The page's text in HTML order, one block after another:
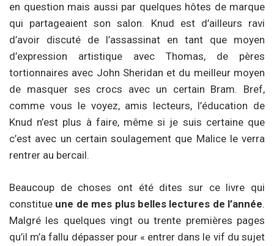
en question mais aussi par quelques hôtes de marque
qui partageaient son salon. Knud est d’ailleurs ravi
d’avoir discuté de l’assassinat en tant que moyen
d’expression artistique avec Thomas, de pères
tortionnaires avec John Sheridan et du meilleur moyen
de masquer ses crocs avec un certain Bram. Bref,
comme vous le voyez, amis lecteurs, l’éducation de
Knud n’est plus à faire, même si je suis certaine que
c’est avec un certain soulagement que Malice le verra
rentrer au bercail.
Beaucoup de choses ont été dites sur ce livre qui
constitue une de mes plus belles lectures de l’année.
Malgré les quelques vingt ou trente premières pages
qu’il m’a fallu dépasser pour « entrer dans le vif du sujet